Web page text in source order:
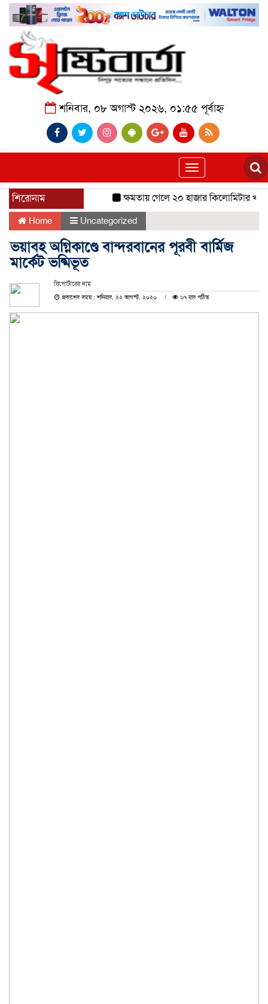
শনিবার, ০৮ অগাস্ট ২০২৬, ০১:৫৫ পূর্বাহ্ন
Toggle
navigation
শিরোনাম ক্ষমতায় গেলে ২০ হাজার কিলোমিটার খাল
Home Uncategorized
ভয়াবহ অগ্নিকাণ্ডে বান্দরবানের পূরবী বার্মিজ
মার্কেট ভষ্মিভূত
রিপোর্টারের নাম
প্রকাশের সময় : শনিবার, ২২ আগস্ট, ২০২০
৬৭ বার পঠিত